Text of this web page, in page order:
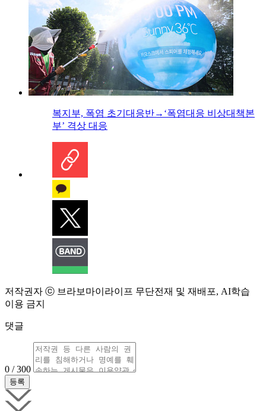
복지부, 폭염 초기대응반→‘폭염대응 비상대책본
부’ 격상 대응
저작권자 ⓒ 브라보마이라이프 무단전재 및 재배포, AI학습
이용 금지
댓글
0 / 300